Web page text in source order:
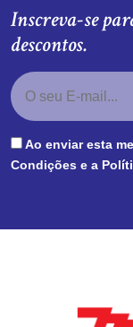
Inscreva-se
descontos.
Ao enviar esta
Condições e a